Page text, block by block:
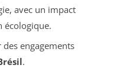
avec un impact
écologique.
engagements
.